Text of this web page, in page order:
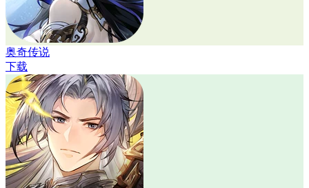
奥奇传说
下载